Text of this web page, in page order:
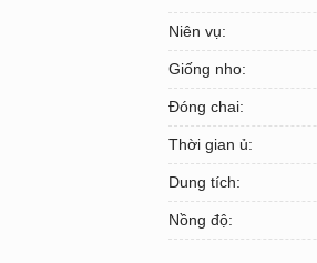
Niên vụ:
Giống nho:
Đóng chai:
Thời gian ủ:
Dung tích:
Nồng độ: